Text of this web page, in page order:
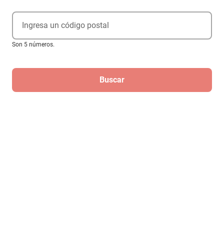
Ingresa un código postal
Son 5 números.
Buscar
Ayuda